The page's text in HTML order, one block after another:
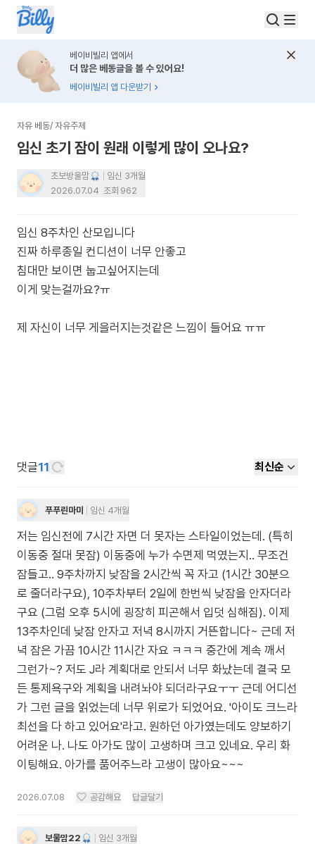
베이비빌리 앱에서
더 많은 베동글을 볼 수 있어요!
베이비빌리 앱 다운받기
자유 베동/ 자유주제
임신 초기 잠이 원래 이렇게 많이 오나요?
초보방울맘
임신 3개월
2026.07.04 조회 962
임신 8주차인 산모입니다
진짜 하루종일 컨디션이 너무 안좋고
침대만 보이면 눕고싶어지는데
이게 맞는걸까요?ㅠ
제 자신이 너무 게을러지는것같은 느낌이 들어요 ㅠㅠ
댓글11 최신순
푸푸린마미 임신 4개월
저는 임신전에 7시간 자면 더 못자는 스타일이었는데. (특히
이동중 절대 못잠) 이동중에 누가 수면제 먹였는지.. 무조건
잠들고.. 9주차까지 낮잠을 2시간씩 꼭 자고 (1시간 30분으
로 줄더라구요), 10주차부터 2일에 한번씩 낮잠을 안자더라
구요 (그럼 오후 5시에 굉장히 피곤해서 입덧 심해짐). 이제
13주차인데 낮잠 안자고 저녁 8시까지 거뜬합니다~ 근데 저
녁 잠은 가끔 10시간 11시간 자요 ㅋㅋㅋ 중간에 계속 깨서
그런가~? 저도 J라 계획대로 안되서 너무 화났는데 결국 모
든 통제욕구와 계획을 내려놔야 되더라구요ㅜㅜ 근데 어디선
가 그런 글을 읽었는데 너무 위로가 되었어요. '아이도 크느라
최선을 다 하고 있어요'라고. 원하던 아가였는데도 양보하기
어려운 나. 나도 아가도 많이 고생하며 크고 있네요. 우리 화
이팅해요. 아가를 품어주느라 고생이 많아요~~~
2026.07.08 공감해요 답글달기
보물맘22 임신 3개월